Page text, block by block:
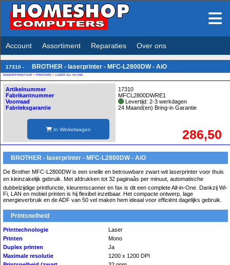
Account Assortiment Reparaties Over ons
17310 - BROTHER - laserprinter - MFC-L2800DW - AiO
RANDAPPARATUUR > PRINTERS > LASER ALL IN ONE
Artikelnummer
Fabrikantnummer
Voorraad
Fabrieksgarantie
In Winkelwagen
17310
MFCL2800DWRE1
Levertijd: 2-3 werkdagen
24 Maand(en) Bring-in Garantie
286,50
BROTHER - laserprinter - MFC-L2800DW - AiO
De Brother MFC-L2800DW is een snelle en betrouwbare zwart-wit laserprinter voor thuis
en kleinzakelijk gebruik. Met afdrukken tot 32 paginaâs per minuut, automatische
dubbelzijdige printfunctie, kleurenscanner en fax is dit een complete All-in-One. Dankzij Wi-
Fi, LAN en mobiel printen is hij flexibel inzetbaar. Het compacte ontwerp, lage
energieverbruik en de ADF van 50 vel maken hem ideaal voor efficiënt dagelijks gebruik.
Printsnelheid
Printtechnologie
Laser
Printen
Mono
Duplex printen
Ja
Maximale resolutie
1200 x 1200 DPI